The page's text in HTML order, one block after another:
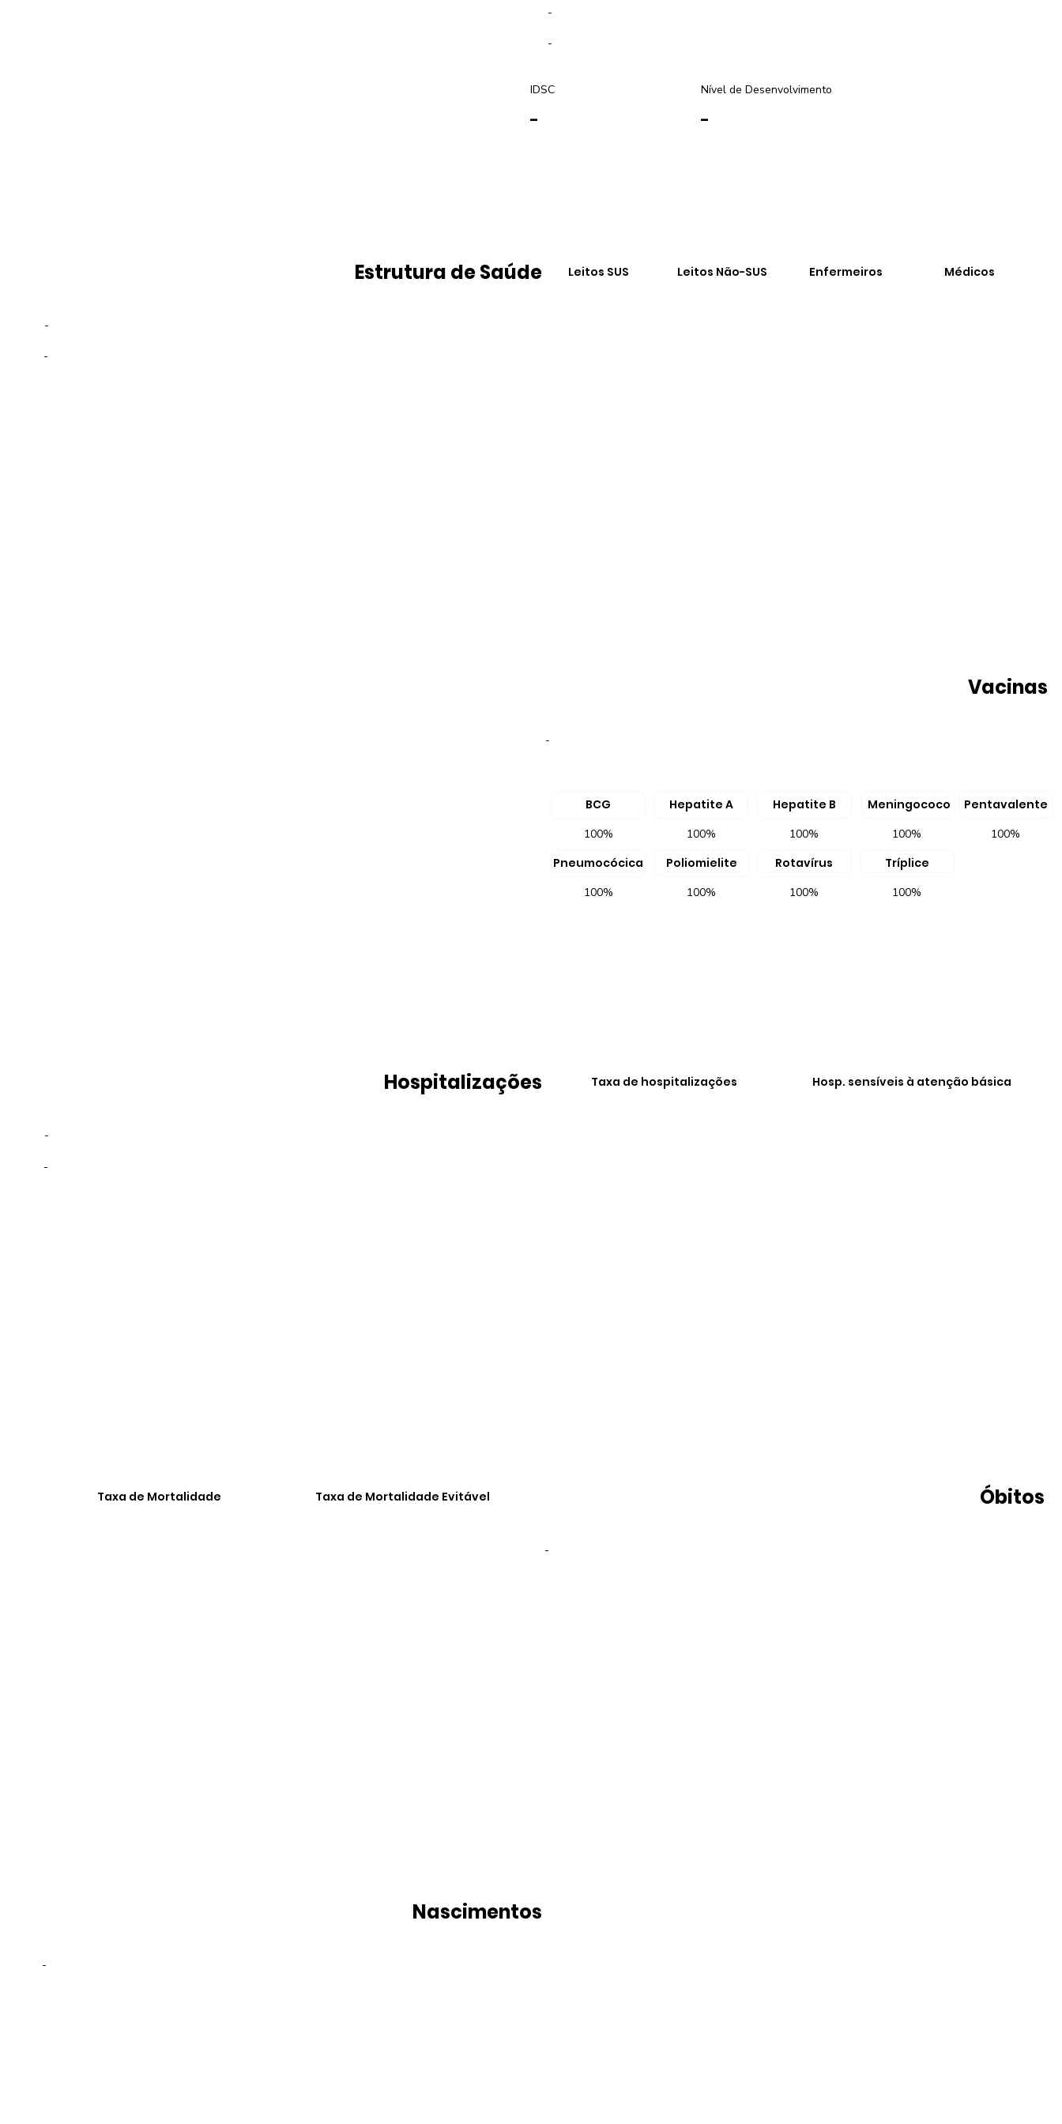
-
-
IDSC Nível de Desenvolvimento
-
-
-
-
Estrutura de Saúde Leitos SUS Leitos Não-SUS Enfermeiros Médicos
Vacinas
-
BCG Hepatite A Hepatite B Meningococo Pentavalente
Pneumocócica Poliomielite Tríplice
Rotavírus
100%
100% 100% 100%
100%
100%
100% 100% 100%
Taxa de hospitalizações Hosp. sensíveis à atenção básica
Taxa de Mortalidade Taxa de Mortalidade Evitável
-
-
Hospitalizações
Óbitos
-
Nascimentos
-